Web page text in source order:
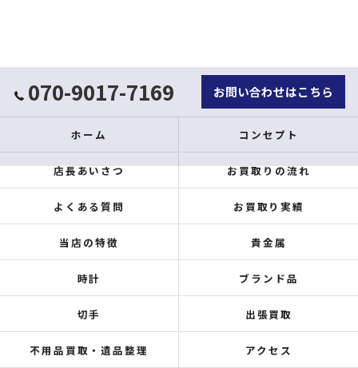
070-9017-7169 お問い合わせはこちら
ホーム コンセプト
店長あいさつ お買取りの流れ
よくある質問 お買取り実績
当店の特徴 貴金属
時計 ブランド品
切手 出張買取
不用品買取・遺品整理 アクセス